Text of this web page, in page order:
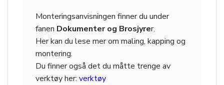
Monteringsanvisningen finner du under
fanen Dokumenter og Brosjyrer.
Her kan du lese mer om maling, kapping og
montering.
Du finner også det du måtte trenge av
verktøy her: verktøy